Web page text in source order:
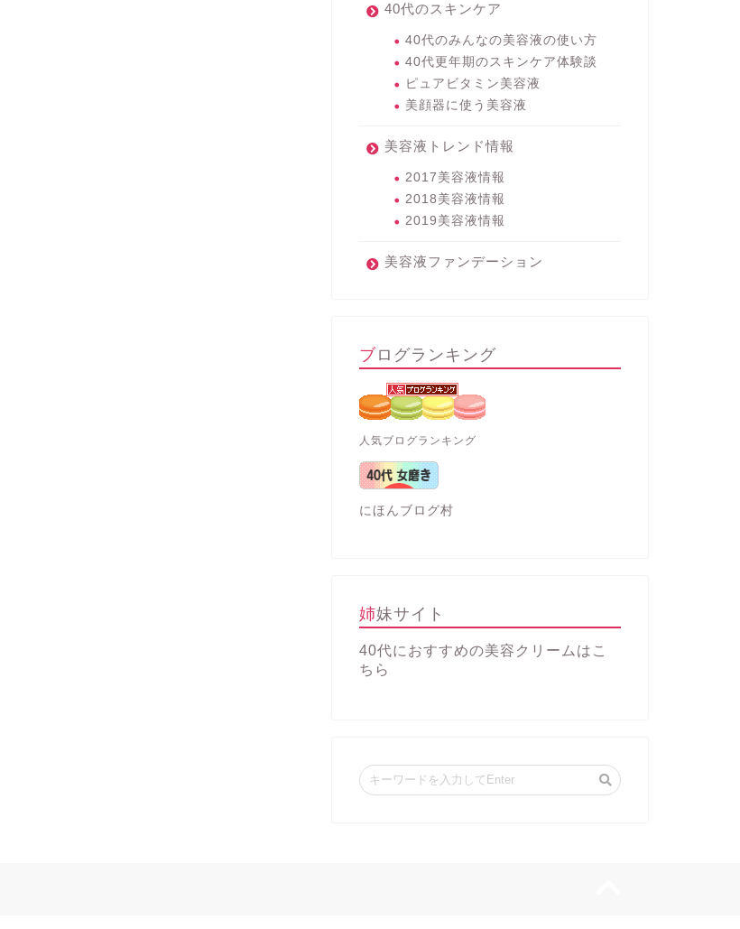
40代のスキンケア
40代のみんなの美容液の使い方
40代更年期のスキンケア体験談
ピュアビタミン美容液
美顔器に使う美容液
美容液トレンド情報
2017美容液情報
2018美容液情報
2019美容液情報
美容液ファンデーション
ブログランキング
人気ブログランキング
にほんブログ村
姉妹サイト
40代におすすめの美容クリーム はこ
ちら